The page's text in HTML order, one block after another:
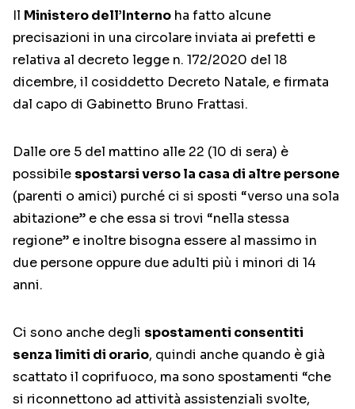
Il Ministero dell’Interno ha fatto alcune
precisazioni in una circolare inviata ai prefetti e
relativa al decreto legge n. 172/2020 del 18
dicembre, il cosiddetto Decreto Natale, e firmata
dal capo di Gabinetto Bruno Frattasi.
Dalle ore 5 del mattino alle 22 (10 di sera) è
possibile spostarsi verso la casa di altre persone
(parenti o amici) purché ci si sposti “verso una sola
abitazione” e che essa si trovi “nella stessa
regione” e inoltre bisogna essere al massimo in
due persone oppure due adulti più i minori di 14
anni.
Ci sono anche degli spostamenti consentiti
senza limiti di orario, quindi anche quando è già
scattato il coprifuoco, ma sono spostamenti “che
si riconnettono ad attività assistenziali svolte,